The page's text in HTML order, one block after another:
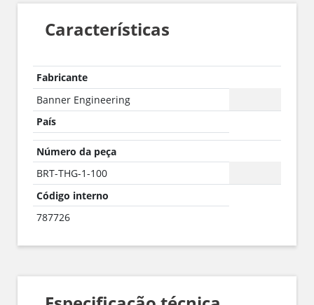
Características
Fabricante
Banner Engineering
País
Número da peça
BRT-THG-1-100
Código interno
787726